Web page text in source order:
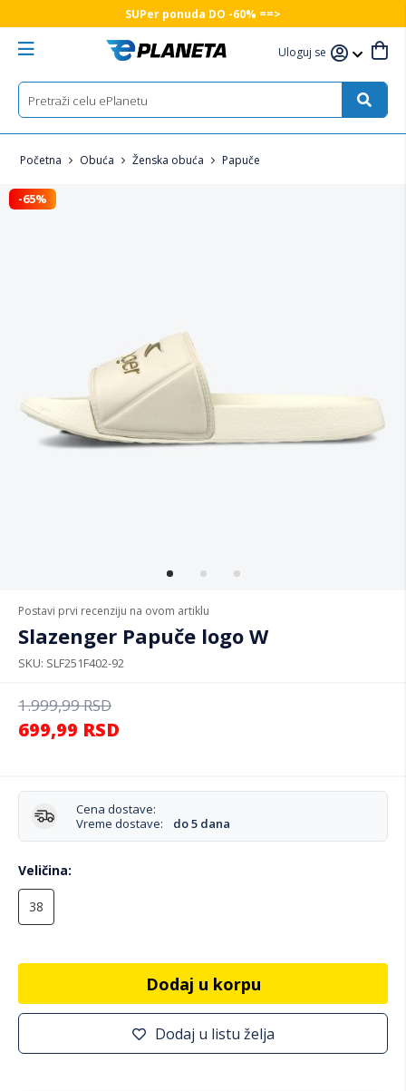
SUPer ponuda DO -60% ==>
Uloguj se
Početna Obuća Ženska obuća Papuče
Postavi prvi recenziju na ovom artiklu
Slazenger Papuče logo W
SKU SLF251F402-92
1.999,99RSD
699,99 RSD
Cena dostave:
Vreme dostave:
do 5 dana
Veličina
38
Dodaj u korpu
Dodaj u listu želja
-65%